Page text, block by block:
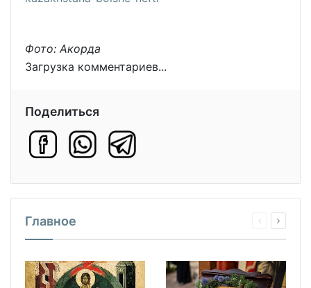
Фото: Акорда
Загрузка комментариев...
Поделиться
Главное